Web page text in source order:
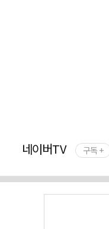
네이버TV 구독 +